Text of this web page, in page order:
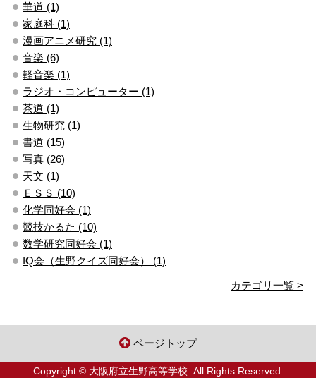
華道 (1)
家庭科 (1)
漫画アニメ研究 (1)
音楽 (6)
軽音楽 (1)
ラジオ・コンピューター (1)
茶道 (1)
生物研究 (1)
書道 (15)
写真 (26)
天文 (1)
ＥＳＳ (10)
化学同好会 (1)
競技かるた (10)
数学研究同好会 (1)
IQ会（生野クイズ同好会） (1)
カテゴリ一覧 >
ページトップ
Copyright © 大阪府立生野高等学校. All Rights Reserved.